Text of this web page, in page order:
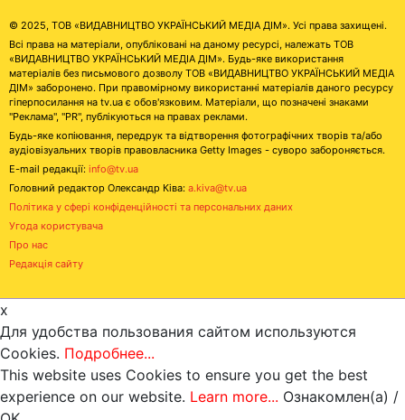
© 2025, ТОВ «ВИДАВНИЦТВО УКРАЇНСЬКИЙ МЕДІА ДІМ». Усі права захищені.
Всі права на матеріали, опубліковані на даному ресурсі, належать ТОВ
«ВИДАВНИЦТВО УКРАЇНСЬКИЙ МЕДІА ДІМ». Будь-яке використання
матеріалів без письмового дозволу ТОВ «ВИДАВНИЦТВО УКРАЇНСЬКИЙ МЕДІА
ДІМ» заборонено. При правомірному використанні матеріалів даного ресурсу
гіперпосилання на tv.ua є обов'язковим. Матеріали, що позначені знаками
"Реклама", "PR", публікуються на правах реклами.
Будь-яке копіювання, передрук та відтворення фотографічних творів та/або
аудіовізуальних творів правовласника Getty Images - суворо забороняється.
E-mail редакції: info@tv.ua
Головний редактор Олександр Ківа: a.kiva@tv.ua
Політика у сфері конфіденційності та персональних даних
Угода користувача
Про нас
Редакція сайту
x
Для удобства пользования сайтом используются
Cookies. Подробнее...
This website uses Cookies to ensure you get the best
experience on our website. Learn more... Ознакомлен(а) /